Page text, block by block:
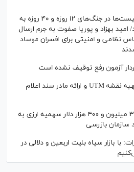
۲ عامل مهم صهیونیست‌ها در جنگ‌های ۱۲ روزه و ۴۰ روزه به
امید بهزاد و پوریا صفوت به جرم ارسال
و امنیتی برای افسران موساد
آزمون رفع توقیف نشده است
جزئیات ثبت ادعا، تهیه نقشه UTM و ارائه مادر سند اعلام
جلوگیری از پرداخت ۳ میلیون و ۴۰۰ هزار دلار سهمیه ارزی به
بازرسی
با بازار سیاه بلیت اربعین و دلالی در